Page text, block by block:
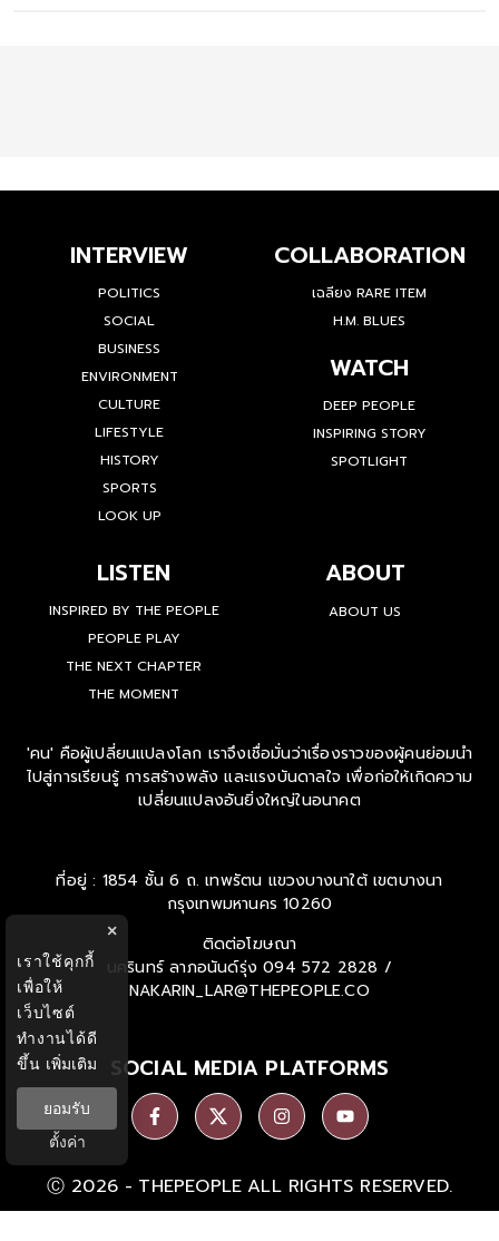
INTERVIEW
POLITICS
SOCIAL
BUSINESS
ENVIRONMENT
CULTURE
LIFESTYLE
HISTORY
SPORTS
LOOK UP
COLLABORATION
เฉลียง RARE ITEM
H.M. BLUES
WATCH
DEEP PEOPLE
INSPIRING STORY
SPOTLIGHT
LISTEN
INSPIRED BY THE PEOPLE
PEOPLE PLAY
THE NEXT CHAPTER
THE MOMENT
ABOUT
ABOUT US
'คน' คือผู้เปลี่ยนแปลงโลก เราจึงเชื่อมั่นว่าเรื่องราวของผู้คนย่อมนำ
ไปสู่การเรียนรู้ การสร้างพลัง และแรงบันดาลใจ เพื่อก่อให้เกิดความ
เปลี่ยนแปลงอันยิ่งใหญ่ในอนาคต
ที่อยู่ : 1854 ชั้น 6 ถ. เทพรัตน แขวงบางนาใต้ เขตบางนา
กรุงเทพมหานคร 10260
ติดต่อโฆษณา
นครินทร์ ลาภอนันด์รุ่ง 094 572 2828 /
NAKARIN_LAR@THEPEOPLE.CO
SOCIAL MEDIA PLATFORMS
Ⓒ 2026 - THEPEOPLE ALL RIGHTS RESERVED.
×
เราใช้คุกกี้
เพื่อให้
เว็บไซต์
ทำงานได้ดี
ขึ้น เพิ่มเติม
ยอมรับ
ตั้งค่า